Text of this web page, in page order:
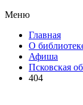
Меню
Главная
О
Афиша
Псковская
404